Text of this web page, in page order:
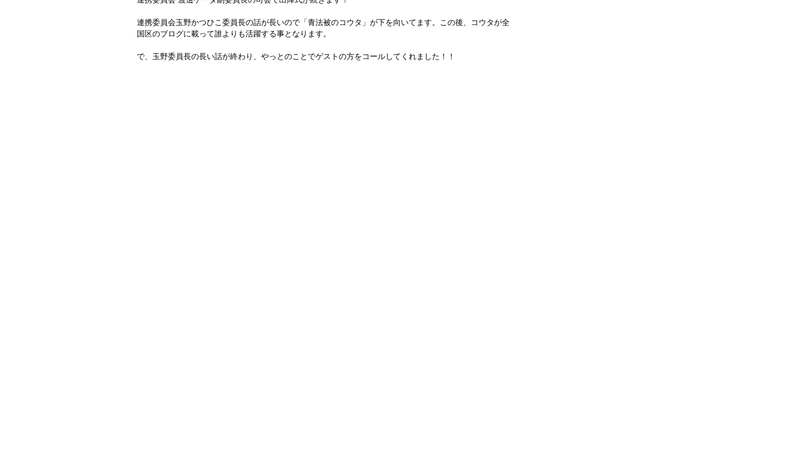
連携委員会玉野かつひこ委員長の話が長いので「青法被のコウタ」が下を向いてます。この後、コウタが全
国区のブログに載って誰よりも活躍する事となります。
で、玉野委員長の長い話が終わり、やっとのことでゲストの方をコールしてくれました！！